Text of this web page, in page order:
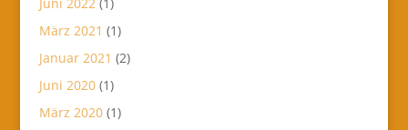
März 2021 (1)
Januar 2021 (2)
Juni 2020(1)
März 2020(1)